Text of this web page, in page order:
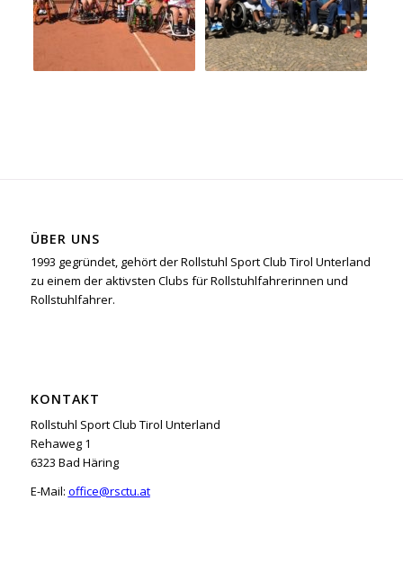
ÜBER UNS
1993 gegründet, gehört der Rollstuhl Sport Club Tirol Unterland
zu einem der aktivsten Clubs für Rollstuhlfahrerinnen und
Rollstuhlfahrer.
KONTAKT
Rollstuhl Sport Club Tirol Unterland
Rehaweg 1
6323 Bad Häring
E-Mail: office@rsctu.at